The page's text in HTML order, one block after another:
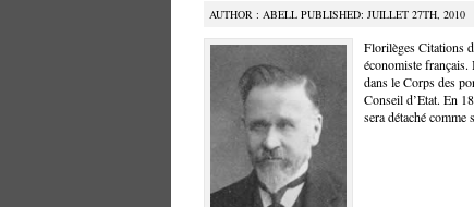
AUTHOR : ABELL PUBLISHED: JUILLET 27TH, 2010
Florilèges Citations
économiste
dans le Corps des
Conseil d’Etat. En
sera détaché comme